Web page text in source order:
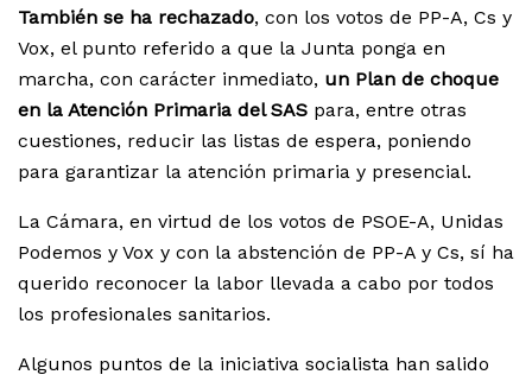
También se ha rechazado, con los votos de PP-A, Cs y
Vox, el punto referido a que la Junta ponga en
marcha, con carácter inmediato, un Plan de choque
en la Atención Primaria del SAS para, entre otras
cuestiones, reducir las listas de espera, poniendo
para garantizar la atención primaria y presencial.
La Cámara, en virtud de los votos de PSOE-A, Unidas
Podemos y Vox y con la abstención de PP-A y Cs, sí ha
querido reconocer la labor llevada a cabo por todos
los profesionales sanitarios.
Algunos puntos de la iniciativa socialista han salido